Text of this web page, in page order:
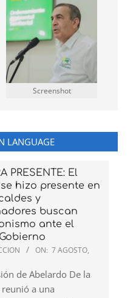
Screenshot
LANGUAGE
PRESENTE: El
hizo presente en
y
buscan
ante el
ON: 7 AGOSTO,
de Abelardo De la
a una